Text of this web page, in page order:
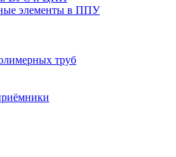
элементы в ППУ
труб